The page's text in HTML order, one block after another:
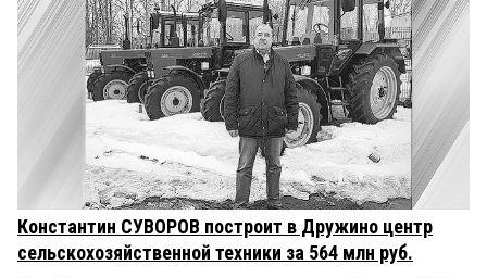
Константин СУВОРОВ построит в Дружино центр
сельскохозяйственной техники за 564 млн руб.